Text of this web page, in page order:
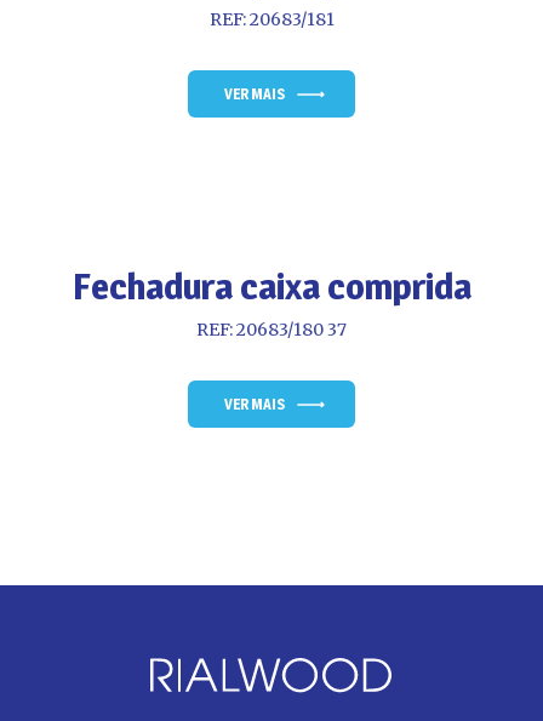
REF: 20683/181
VER MAIS
Fechadura caixa comprida
REF: 20683/180 37
VER MAIS